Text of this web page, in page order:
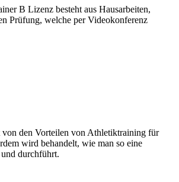
B Lizenz besteht aus Hausarbeiten,
Prüfung, welche per Videokonferenz
von den Vorteilen von Athletiktraining für
wird behandelt, wie man so eine
durchführt.